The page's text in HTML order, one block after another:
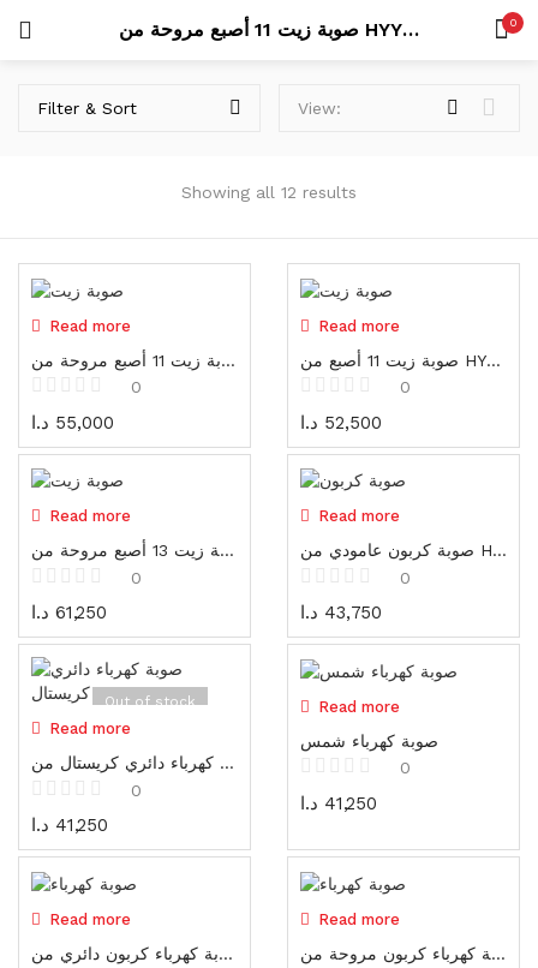
صوبة زيت 11 أصبع مروحة من HYYUNDAI 0
Remember me
Lost password?
Uncategorized
مناشير
عدد يدوية
573 items
أطقم عدة
53 items
Generators
16 items
Gadgets
87 items
Water pumps
39 items
Shoes
Shoes
23 items
Gloves
19 items
SEARCH IN:
Showing all 12 results
Filter & Sort View:
Out of stock
Read more
صوبة زيت 11 أصبع مروحة من HYYUNDAI
0
55,000 د.ا
Out of stock
Read more
صوبة زيت 11 أصبع من HYUNDAI
0
52,500 د.ا
Out of stock
Read more
صوبة زيت 13 أصبع مروحة من HYUNDAI
0
61,250 د.ا
Out of stock
Read more
صوبة كربون عامودي من HYUNDAI
0
43,750 د.ا
Out of stock
Read more
صوبة كهرباء دائري كريستال من Hyundai
0
41,250 د.ا
Out of stock
Read more
صوبة كهرباء شمس
0
41,250 د.ا
Out of stock
Read more
صوبة كهرباء كربون دائري من HYUNDAI
Out of stock
Read more
صوبة كهرباء كربون مروحة من HYUNDAI